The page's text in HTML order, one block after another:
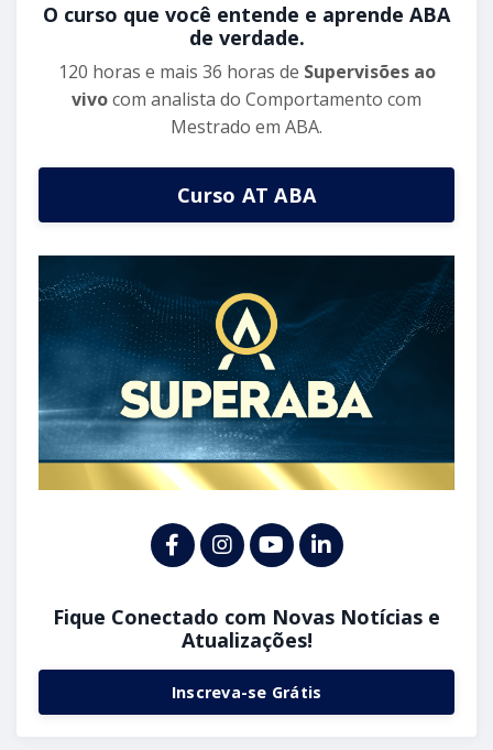
O curso que você entende e aprende ABA
de verdade.
120 horas e mais 36 horas de Supervisões ao
vivocom analista do Comportamento com
Mestrado em ABA.
Curso AT ABA
Fique Conectado com Novas Notícias e
Atualizações!
Inscreva-se Grátis